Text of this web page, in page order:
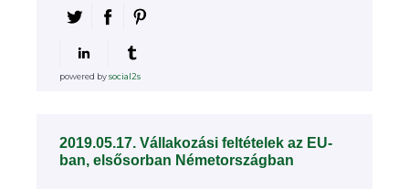
powered bysocial2s
2019.05.17. Vállakozási feltételek az EU-
ban, elsősorban Németországban